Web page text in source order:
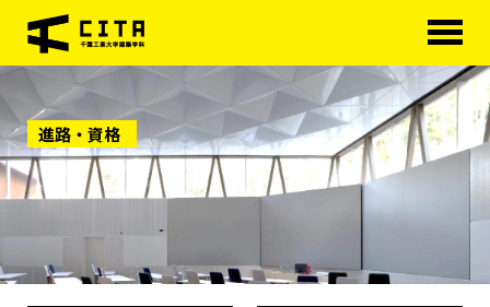
HOME
学科概要
学べる分野
大学院
進路・資格